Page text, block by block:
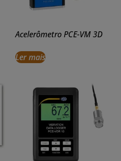
Acelerômetro PCE-VM 3D
Ler mais